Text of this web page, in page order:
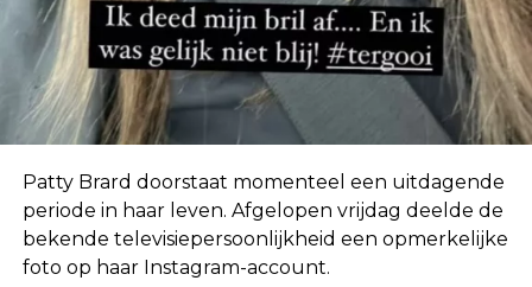
In eerste instantie geloofde ze de geruchten niet.
“Ik hoor zoveel dingen. Mensen horen ook dingen
over mij die helemaal niet waar zijn, dus ik neem
niet klakkeloos alles aan wat ik via via hoor.”
Patty Brard doorstaat momenteel een uitdagende
periode in haar leven. Afgelopen vrijdag deelde de
bekende televisiepersoonlijkheid een opmerkelijke
foto op haar Instagram-account.